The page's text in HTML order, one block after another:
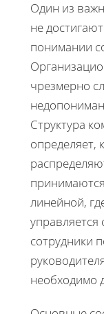
Один из
не
понимании
чрезмерно
Структура
определяет,
линейной,
управляется
сотрудники
необходимо